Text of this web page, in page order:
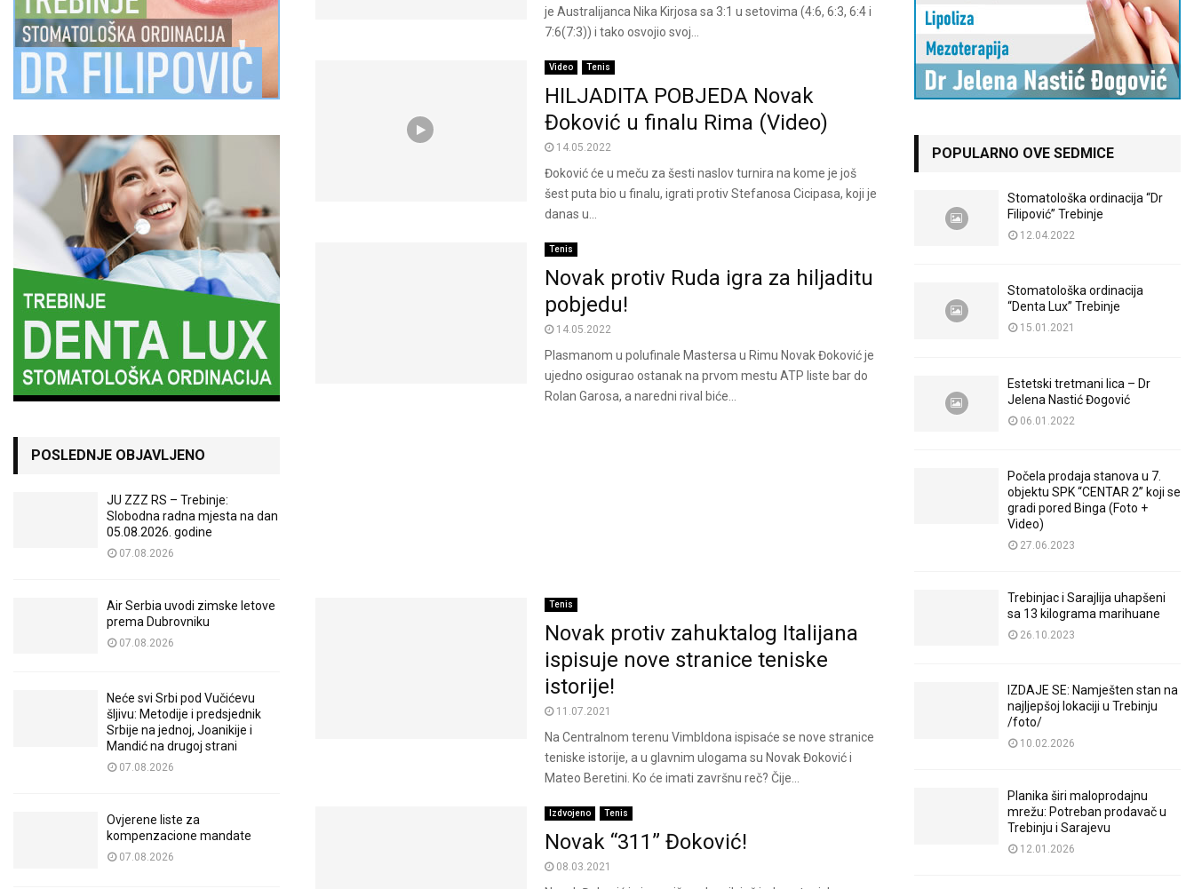
je Australijanca Nika Kirjosa sa 3:1 u setovima (4:6, 6:3, 6:4 i
7:6(7:3)) i tako osvojio svoj...
Video Tenis
HILJADITA POBJEDA Novak
Đoković u finalu Rima (Video)
14.05.2022
Đoković će u meču za šesti naslov turnira na kome je još
šest puta bio u finalu, igrati protiv Stefanosa Cicipasa, koji je
danas u...
Tenis
Novak protiv Ruda igra za hiljaditu
pobjedu!
14.05.2022
Plasmanom u polufinale Mastersa u Rimu Novak Đoković je
ujedno osigurao ostanak na prvom mestu ATP liste bar do
Rolan Garosa, a naredni rival biće...
Tenis
Novak protiv zahuktalog Italijana
ispisuje nove stranice teniske
istorije!
11.07.2021
Na Centralnom terenu Vimbldona ispisaće se nove stranice
teniske istorije, a u glavnim ulogama su Novak Đoković i
Mateo Beretini. Ko će imati završnu reč? Čije...
Izdvojeno Tenis
Novak “311” Đoković!
08.03.2021
POSLEDNJE OBJAVLJENO
JU ZZZ RS – Trebinje:
Slobodna radna mjesta na dan
05.08.2026. godine
07.08.2026
Air Serbia uvodi zimske letove
prema Dubrovniku
07.08.2026
Neće svi Srbi pod Vučićevu
šljivu: Metodije i predsjednik
Srbije na jednoj, Joanikije i
Mandić na drugoj strani
07.08.2026
Ovjerene liste za
kompenzacione mandate
07.08.2026
POPULARNO OVE SEDMICE
Stomatološka ordinacija “Dr
Filipović” Trebinje
12.04.2022
Stomatološka ordinacija
“Denta Lux” Trebinje
15.01.2021
Estetski tretmani lica – Dr
Jelena Nastić Đogović
06.01.2022
Počela prodaja stanova u 7.
objektu SPK “CENTAR 2” koji se
gradi pored Binga (Foto +
Video)
27.06.2023
Trebinjac i Sarajlija uhapšeni
sa 13 kilograma marihuane
26.10.2023
IZDAJE SE: Namješten stan na
najljepšoj lokaciji u Trebinju
/foto/
10.02.2026
Planika širi maloprodajnu
mrežu: Potreban prodavač u
Trebinju i Sarajevu
12.01.2026